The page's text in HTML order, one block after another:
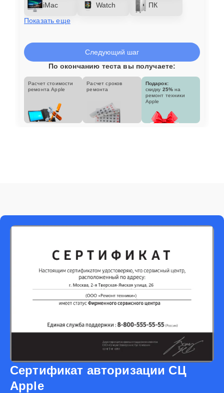
iMac Watch
ПК
Показать еще
Следующий шаг
По окончанию теста вы получаете:
Расчет стоимости
ремонта Apple
Расчет сроков
ремонта
Подарок:
скидку 25% на
ремонт техники
Apple
Сертификат авторизации СЦ
Apple